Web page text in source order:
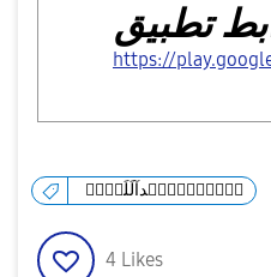
https://
عۣۗـۙبۣۗـۙدآلَلَهۣۗہ
4 Likes